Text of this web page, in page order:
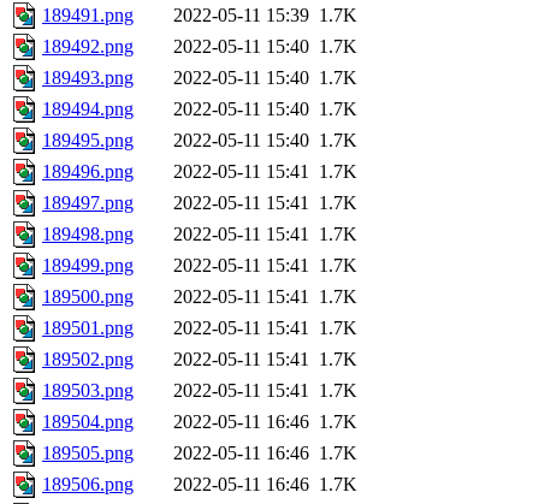
189491.png
2022-05-11 15:39 1.7K
189492.png
2022-05-11 15:40 1.7K
189493.png
2022-05-11 15:40 1.7K
189494.png
2022-05-11 15:40 1.7K
189495.png
2022-05-11 15:40 1.7K
189496.png
2022-05-11 15:41 1.7K
189497.png
2022-05-11 15:41 1.7K
189498.png
2022-05-11 15:41 1.7K
189499.png
2022-05-11 15:41 1.7K
189500.png
2022-05-11 15:41 1.7K
189501.png
2022-05-11 15:41 1.7K
189502.png
2022-05-11 15:41 1.7K
189503.png
2022-05-11 15:41 1.7K
189504.png
2022-05-11 16:46 1.7K
189505.png
2022-05-11 16:46 1.7K
189506.png
2022-05-11 16:46 1.7K